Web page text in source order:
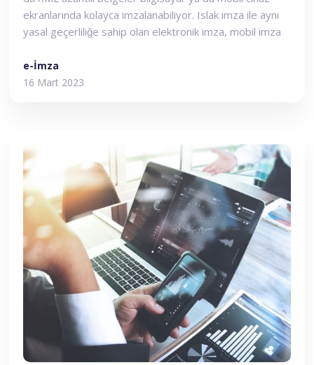
ekranlarında kolayca imzalanabiliyor. Islak imza ile aynı
yasal geçerliliğe sahip olan elektronik imza, mobil imza
haline geldi.
e-İmza
16 Mart 2023